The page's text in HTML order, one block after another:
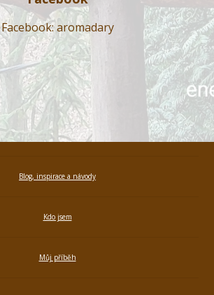
Facebook: aromadary
Blog, inspirace a návody
Kdo jsem
Můj příběh